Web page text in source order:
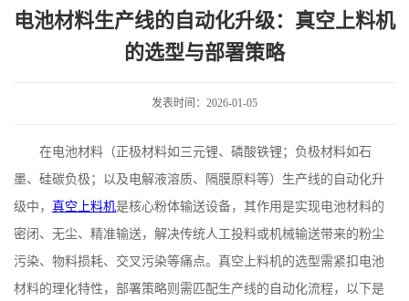
级：真空上料机的选型与部署策略
电池材料生产线的自动化升级：真空上料机
的选型与部署策略
发表时间：2026-01-05
在电池材料（正极材料如三元锂、磷酸铁锂；负极材料如石
墨、硅碳负极；以及电解液溶质、隔膜原料等）生产线的自动化升
级中， 真空上料机是核心粉体输送设备，其作用是实现电池材料的
密闭、无尘、精准输送，解决传统人工投料或机械输送带来的粉尘
污染、物料损耗、交叉污染等痛点。真空上料机的选型需紧扣电池
材料的理化特性，部署策略则需匹配生产线的自动化流程，以下是